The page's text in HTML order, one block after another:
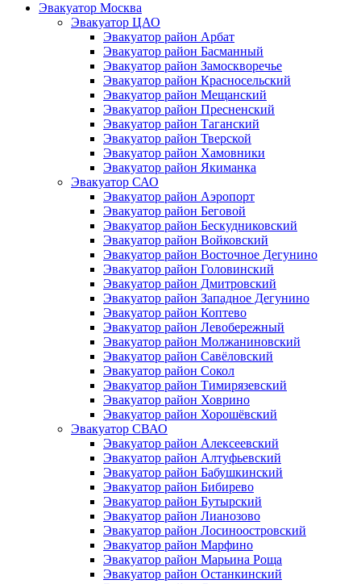
Эвакуатор Москва
Эвакуатор ЦАО
Эвакуатор район Арбат
Эвакуатор район Басманный
Эвакуатор район Замоскворечье
Эвакуатор район Красносельский
Эвакуатор район Мещанский
Эвакуатор район Пресненский
Эвакуатор район Таганский
Эвакуатор район Тверской
Эвакуатор район Хамовники
Эвакуатор район Якиманка
Эвакуатор САО
Эвакуатор район Аэропорт
Эвакуатор район Беговой
Эвакуатор район Бескудниковский
Эвакуатор район Войковский
Эвакуатор район Восточное Дегунино
Эвакуатор район Головинский
Эвакуатор район Дмитровский
Эвакуатор район Западное Дегунино
Эвакуатор район Коптево
Эвакуатор район Левобережный
Эвакуатор район Молжаниновский
Эвакуатор район Савёловский
Эвакуатор район Сокол
Эвакуатор район Тимирязевский
Эвакуатор район Ховрино
Эвакуатор район Хорошёвский
Эвакуатор СВАО
Эвакуатор район Алексеевский
Эвакуатор район Алтуфьевский
Эвакуатор район Бабушкинский
Эвакуатор район Бибирево
Эвакуатор район Бутырский
Эвакуатор район Лианозово
Эвакуатор район Лосиноостровский
Эвакуатор район Марфино
Эвакуатор район Марьина Роща
Эвакуатор район Останкинский